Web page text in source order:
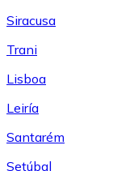
Siracusa
Trani
Lisboa
Leiría
Santarém
Setúbal